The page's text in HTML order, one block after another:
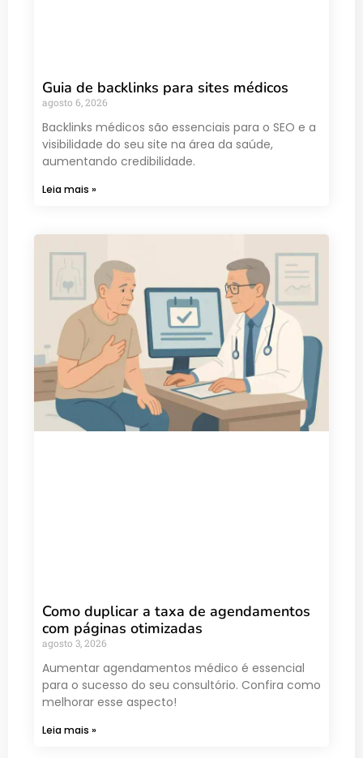
Guia de backlinks para sites médicos
agosto 6, 2026
Backlinks médicos são essenciais para o SEO e a
visibilidade do seu site na área da saúde,
aumentando credibilidade.
Leia mais »
Como duplicar a taxa de agendamentos
com páginas otimizadas
agosto 3, 2026
Aumentar agendamentos médico é essencial
para o sucesso do seu consultório. Confira como
melhorar esse aspecto!
Leia mais »